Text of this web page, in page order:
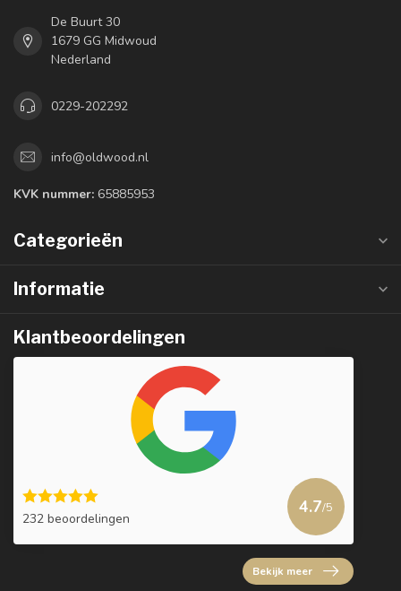
De Buurt 30
1679 GG Midwoud
Nederland
0229-202292
info@oldwood.nl
KVK nummer: 65885953
Categorieën
Informatie
Klantbeoordelingen
232 beoordelingen
4.7/5
Bekijk meer